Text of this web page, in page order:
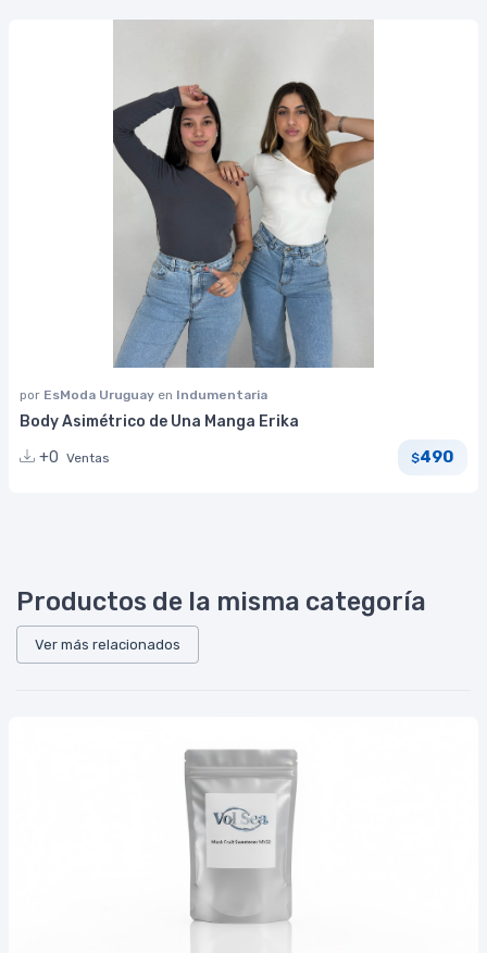
por EsModa Uruguay en Indumentaria
Body Asimétrico de Una Manga Erika
+0 Ventas $490
Productos de la misma categoría
Ver más relacionados